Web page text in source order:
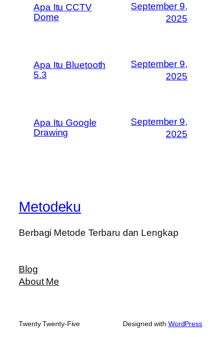
Apa Itu CCTV
Dome
September 9,
2025
Apa Itu Bluetooth
5.3
September 9,
2025
Apa Itu Google
Drawing
September 9,
2025
Metodeku
Berbagi Metode Terbaru dan Lengkap
Blog
About Me
Twenty Twenty-Five Designed with WordPress